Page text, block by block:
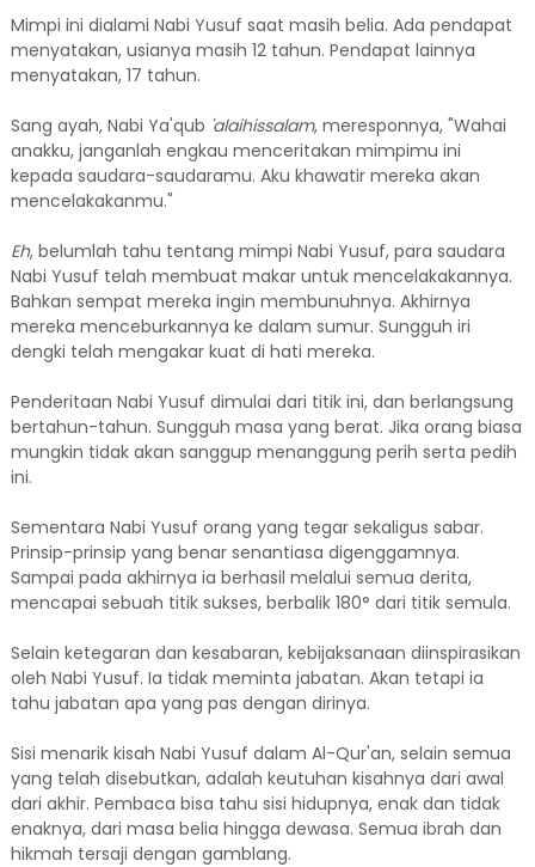
Mimpi ini dialami Nabi Yusuf saat masih belia. Ada pendapat
menyatakan, usianya masih 12 tahun. Pendapat lainnya
menyatakan, 17 tahun.
Sang ayah, Nabi Ya'qub 'alaihissalam, meresponnya, "Wahai
anakku, janganlah engkau menceritakan mimpimu ini
kepada saudara-saudaramu. Aku khawatir mereka akan
mencelakakanmu."
Eh, belumlah tahu tentang mimpi Nabi Yusuf, para saudara
Nabi Yusuf telah membuat makar untuk mencelakakannya.
Bahkan sempat mereka ingin membunuhnya. Akhirnya
mereka menceburkannya ke dalam sumur. Sungguh iri
dengki telah mengakar kuat di hati mereka.
Penderitaan Nabi Yusuf dimulai dari titik ini, dan berlangsung
bertahun-tahun. Sungguh masa yang berat. Jika orang biasa
mungkin tidak akan sanggup menanggung perih serta pedih
ini.
Sementara Nabi Yusuf orang yang tegar sekaligus sabar.
Prinsip-prinsip yang benar senantiasa digenggamnya.
Sampai pada akhirnya ia berhasil melalui semua derita,
mencapai sebuah titik sukses, berbalik 180° dari titik semula.
Selain ketegaran dan kesabaran, kebijaksanaan diinspirasikan
oleh Nabi Yusuf. Ia tidak meminta jabatan. Akan tetapi ia
tahu jabatan apa yang pas dengan dirinya.
Sisi menarik kisah Nabi Yusuf dalam Al-Qur'an, selain semua
yang telah disebutkan, adalah keutuhan kisahnya dari awal
dari akhir. Pembaca bisa tahu sisi hidupnya, enak dan tidak
enaknya, dari masa belia hingga dewasa. Semua ibrah dan
hikmah tersaji dengan gamblang.